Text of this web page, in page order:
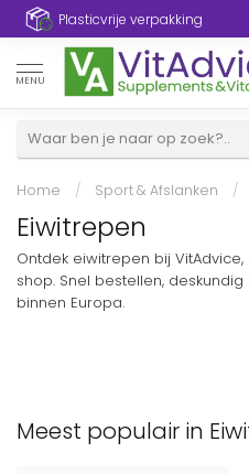
Plasticvrije verpakking
MENU
Home / Sport & Afslanken /
Eiwitrepen
Ontdek eiwitrepen bij
shop. Snel bestellen,
binnen Europa.
Meest populair in